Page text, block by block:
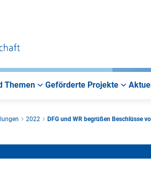
Themen Geförderte Projekte
2022 DFG und WR begrüßen Beschlüsse